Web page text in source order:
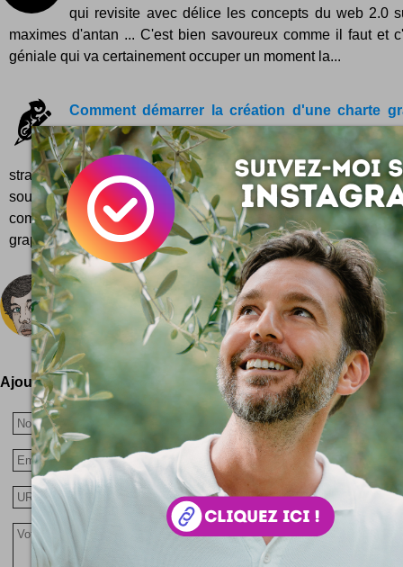
qui revisite avec délice les concepts du web 2.0
maximes d'antan ... C'est bien savoureux comme il faut et
géniale qui va certainement occuper un moment la...
Comment démarrer la création d'une charte
claque avec un bon logo ?
De nos jours, le visuel est ce qui fait toute la
stratégie de visibilité. Les mots sont costauds, mais
souvent plein les mirettes, pour mieux nous faire
commencera par dire l'essentiel en rappelant que si
graphiste, faire créer son logo...
Mr Bingo
Mister Bingo c'est des images sympa ! Voici un
www.mr-bingo.org.uk
Ajoutez votre avis !